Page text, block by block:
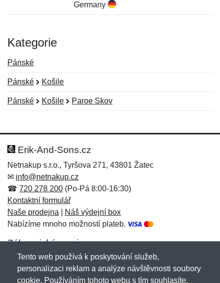
Germany
Kategorie
Pánské
Pánské Košile
Pánské Košile Paroe Skov
Hodnocení:
Jméno: *
Zpráva*
Jméno:
E-mail:*
Erik-And-Sons.cz
Netnakup s.r.o., Tyršova 271, 43801 Žatec
✉ info@netnakup.cz
☎ 720 278 200 (Po-Pá 8:00-16:30)
Kontaktní formulář
Naše prodejna
Náš výdejní box
Nabízíme mnoho možností plateb.
Zákaznický servis
Novinky emailem
Tento web používá k poskytování služeb,
personalizaci reklam a analýze návštěvnosti soubory
cookie. Používáním tohoto webu s tím souhlasíte.